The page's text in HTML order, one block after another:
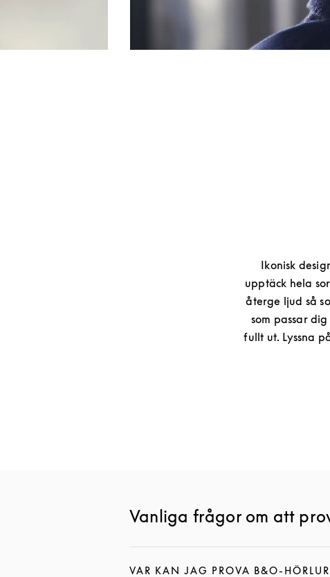
Ikonisk
upptäck hela
återge ljud så
som passar
fullt ut. Lyssna
Vanliga frågor om att
VAR KAN JAG PROVA B&O-